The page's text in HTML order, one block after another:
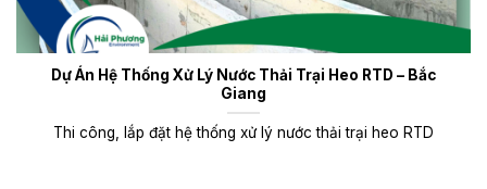
Dự Án Hệ Thống Xử Lý Nước Thải Trại Heo RTD – Bắc
Giang
Thi công, lắp đặt hệ thống xử lý nước thải trại heo RTD